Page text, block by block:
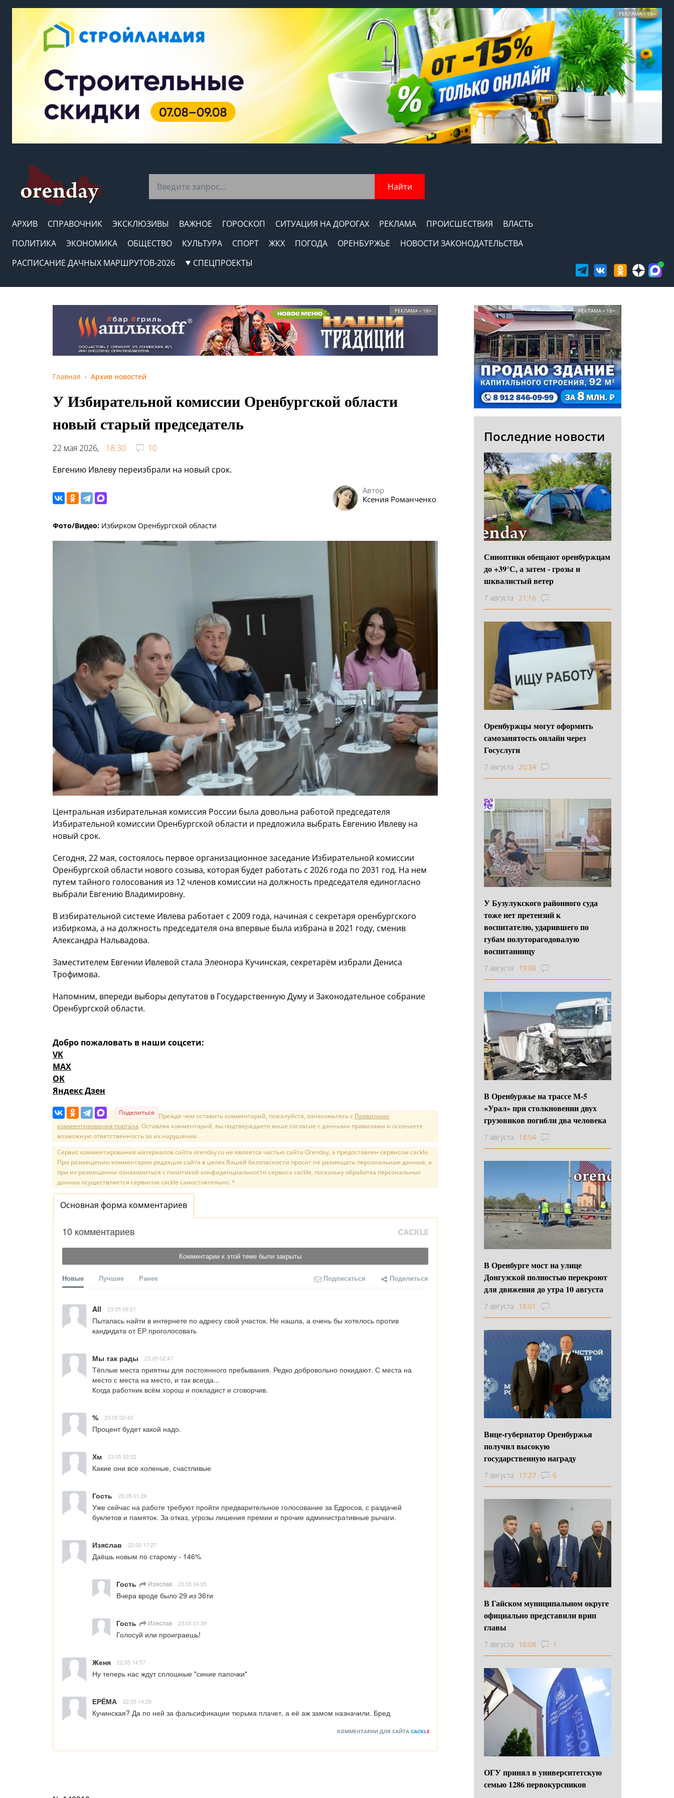
РЕКЛАМА • 18+
Найти
АРХИВ СПРАВОЧНИК ЭКСКЛЮЗИВЫ ВАЖНОЕ ГОРОСКОП СИТУАЦИЯ НА ДОРОГАХ РЕКЛАМА ПРОИСШЕСТВИЯ
ВЛАСТЬ
ПОЛИТИКА
ЭКОНОМИКА ОБЩЕСТВО КУЛЬТУРА СПОРТ ЖКХ ПОГОДА ОРЕНБУРЖЬЕ
НОВОСТИ ЗАКОНОДАТЕЛЬСТВА
РАСПИСАНИЕ ДАЧНЫХ МАРШРУТОВ-2026
СПЕЦПРОЕКТЫ
РЕКЛАМА • 18+
Главная Архив новостей
У Избирательной комиссии Оренбургской области
новый старый председатель
22 мая 2026, 18:30
10
Евгению Ивлеву переизбрали на новый срок.
Автор
Ксения Романченко
Фото/Видео: Избирком Оренбургской области
Центральная избирательная комиссия России была довольна работой председателя
Избирательной комиссии Оренбургской области и предложила выбрать Евгению Ивлеву на
новый срок.
Сегодня, 22 мая, состоялось первое организационное заседание Избирательной комиссии
Оренбургской области нового созыва, которая будет работать с 2026 года по 2031 год. На нем
путем тайного голосования из 12 членов комиссии на должность председателя единогласно
выбрали Евгению Владимировну.
В избирательной системе Ивлева работает с 2009 года, начиная с секретаря оренбургского
избиркома, а на должность председателя она впервые была избрана в 2021 году, сменив
Александра Нальвадова.
Заместителем Евгении Ивлевой стала Элеонора Кучинская, секретарём избрали Дениса
Трофимова.
Напомним, впереди выборы депутатов в Государственную Думу и Законодательное собрание
Оренбургской области.
Добро пожаловать в наши соцсети:
VK
MAX
OK
Яндекс Дзен
Поделиться Прежде чем оставить комментарий, пожалуйста, ознакомьтесь с Правилами
комментирования портала. Оставляя комментарий, вы подтверждаете ваше согласие с данными правилами и осознаете
возможную ответственность за их нарушение.
Сервис комментирования материалов сайта orenday.ru не является частью сайта Orenday, а предоставлен сервисом cackle.
При размещении комментария редакция сайта в целях Вашей безопасности просит не размещать персональные данные, а
при их размещении ознакомиться с политикой конфиденциальности сервиса cackle, поскольку обработка персональных
данных осуществляется сервисом cackle самостоятельно. *
Основная форма комментариев
10 комментариев
Комментарии к этой теме были закрыты
Новые Лучшие Ранее Подписаться Поделиться
All 23.05 06:21
Пыталась найти в интернете по адресу свой участок. Не нашла, а очень бы хотелось против
кандидата от ЕР проголосовать
Мы так рады 23.05 02:47
Тёплые места приятны для постоянного пребывания. Редко добровольно покидают. С места на
место с места на место, и так всегда...
Когда работник всём хорош и покладист и сговорчив.
% 23.05 02:43
Процент будет какой надо.
Хм 23.05 02:32
Какие они все холеные, счастливые
Гость 23.05 01:26
Уже сейчас на работе требуют пройти предварительное голосование за Едросов, с раздачей
буклетов и памяток. За отказ, угрозы лишения премии и прочие административные рычаги.
Изяcлав 22.05 17:27
Даёшь новым по старому - 146%
Гость Изяcлав 23.05 04:05
Вчера вроде было 29 из 36ти
Гость Изяcлав 23.05 01:39
Голосуй или проиграешь!
Женя 22.05 14:57
Ну теперь нас ждут сплошные "синие папочки"
ЕРЁМА 22.05 14:29
Кучинская? Да по ней за фальсификации тюрьма плачет, а её аж замом назначили. Бред
КОММЕНТАРИИ ДЛЯ САЙТА CACKLE
РЕКЛАМА • 18+
Последние новости
Синоптики обещают оренбуржцам
до +39°С, а затем - грозы и
шквалистый ветер
7 августа 21:16
Оренбуржцы могут оформить
самозанятость онлайн через
Госуслуги
7 августа 20:34
У Бузулукского районного суда
тоже нет претензий к
воспитателю, ударившего по
губам полуторагодовалую
воспитанницу
7 августа 19:06
В Оренбуржье на трассе М-5
«Урал» при столкновении двух
грузовиков погибли два человека
7 августа 18:54
В Оренбурге мост на улице
Донгузской полностью перекроют
для движения до утра 10 августа
7 августа 18:01
Вице-губернатор Оренбуржья
получил высокую
государственную награду
7 августа 17:27 6
В Гайском муниципальном округе
официально представили врип
главы
7 августа 16:08 1
ОГУ принял в университетскую
семью 1286 первокурсников